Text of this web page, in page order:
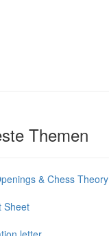
Themen
& Chess Theory
Sheet